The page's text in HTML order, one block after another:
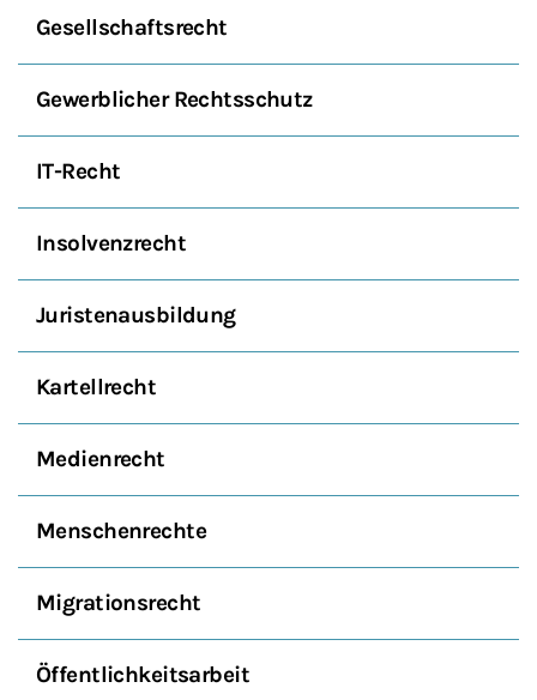
Gesellschaftsrecht
Gewerblicher Rechtsschutz
IT-Recht
Insolvenzrecht
Juristenausbildung
Kartellrecht
Medienrecht
Menschenrechte
Migrationsrecht
Öffentlichkeitsarbeit